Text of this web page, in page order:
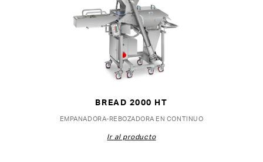
BREAD 2000 HT
EMPANADORA-REBOZADORA EN CONTINUO
Ir al producto